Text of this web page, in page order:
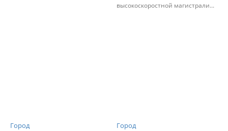
высокоскоростной магистрали...
Город Город